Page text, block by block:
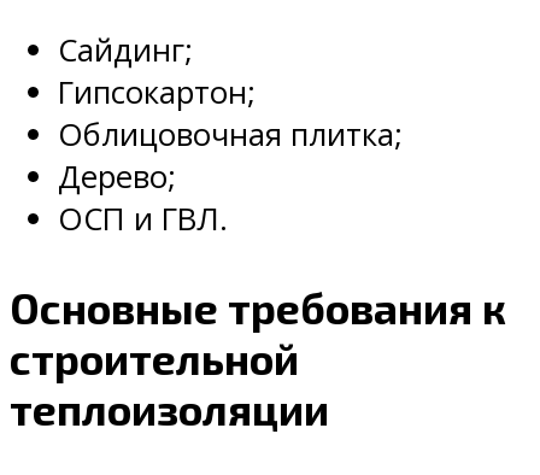
Сайдинг;
Гипсокартон;
Облицовочная плитка;
Дерево;
ОСП и ГВЛ.
Основные требования к
строительной
теплоизоляции